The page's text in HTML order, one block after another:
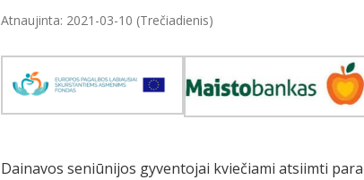
Atnaujinta: 2021-03-10 (Trečiadienis)
Dainavos seniūnijos gyventojai kviečiami atsiimti